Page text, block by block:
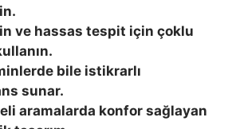
ve hassas tespit için çoklu
bile istikrarlı
sunar.
aramalarda konfor sağlayan